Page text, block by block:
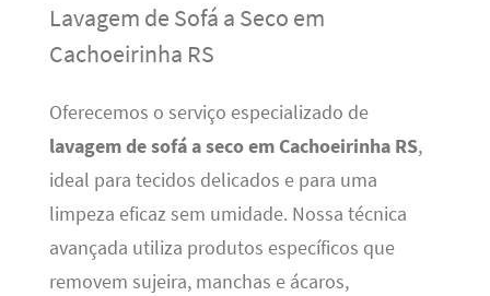
Lavagem de Sofá a Seco em
Cachoeirinha RS
Oferecemos o serviço especializado de
lavagem de sofá a seco em Cachoeirinha RS,
ideal para tecidos delicados e para uma
limpeza eficaz sem umidade. Nossa técnica
avançada utiliza produtos específicos que
removem sujeira, manchas e ácaros,